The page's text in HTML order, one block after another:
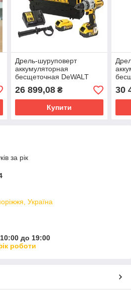
Дрель-шуруповерт
аккумуляторная
бесщеточная DeWALT
DCD991P2
26 899,08₴
Купити
30
за рік
Україна
до 19:00
роботи